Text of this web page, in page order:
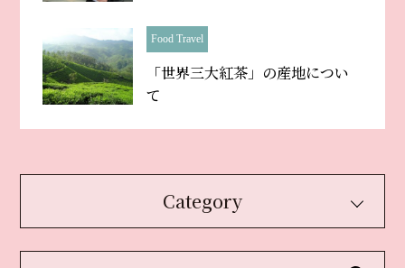
Food Travel
「世界三大紅茶」の産地につい
て
Category